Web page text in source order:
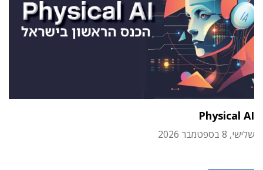
Physical AI
שלישי, 8 בספטמבר 2026